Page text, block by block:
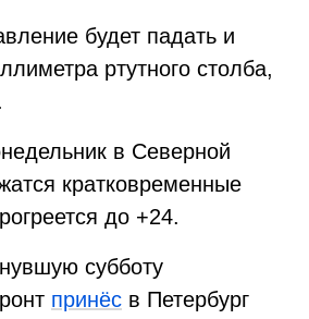
будет падать и
ртутного столба,
в Северной
кратковременные
до +24.
субботу
принёс в Петербург